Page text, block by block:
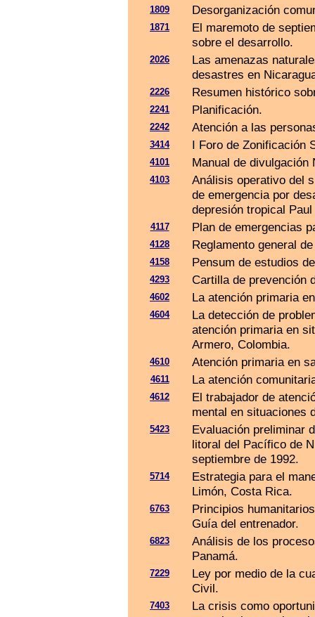
1809 Desorganización
1871
El maremoto de
sobre el desarrollo.
2026
Las amenazas
desastres en
2226 Resumen histórico
2241 Planificación.
2242 Atención a las
3414 I Foro de Zonificación
4101 Manual de
4103
Análisis operativo del
de emergencia por
depresión tropical
4117 Plan de emergencias
4128 Reglamento general
4158 Pensum de estudios
4293 Cartilla de prevención
4602 La atención primaria
4604
La detección de
atención primaria en
Armero, Colombia.
4610 Atención primaria en
4611 La atención
4612
El trabajador de
mental en situaciones
5423
Evaluación preliminar
litoral del Pacífico de
septiembre de 1992.
5714
Estrategia para el
Limón, Costa Rica.
6763
Principios
Guía del entrenador.
6823
Análisis de los
Panamá.
7229
Ley por medio de la
Civil.
7403
La crisis como